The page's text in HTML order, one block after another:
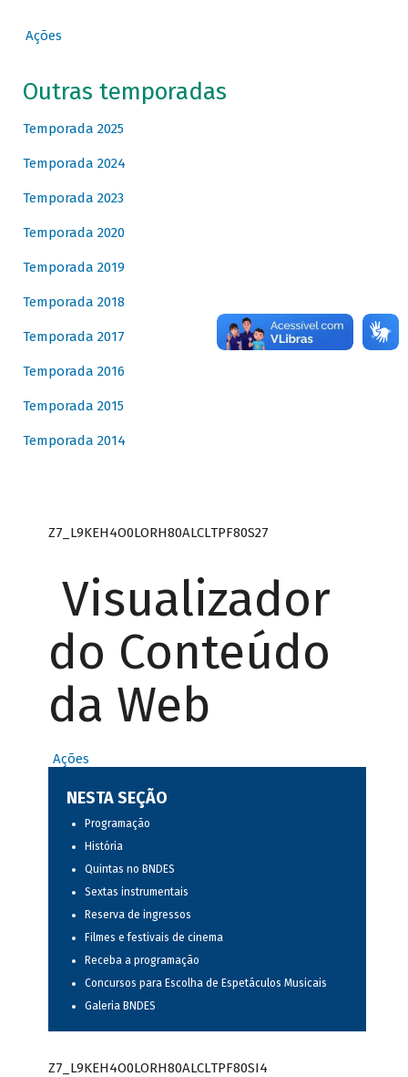
Ações
Outras temporadas
Temporada 2025
Temporada 2024
Temporada 2023
Temporada 2020
Temporada 2019
Temporada 2018
Temporada 2017
Temporada 2016
Temporada 2015
Temporada 2014
Z7_L9KEH4O0LORH80ALCLTPF80S27
Visualizador
do Conteúdo
da Web
Ações
NESTA SEÇÃO
Programação
História
Quintas no BNDES
Sextas instrumentais
Reserva de ingressos
Filmes e festivais de cinema
Receba a programação
Concursos para Escolha de Espetáculos Musicais
Galeria BNDES
Z7_L9KEH4O0LORH80ALCLTPF80SI4